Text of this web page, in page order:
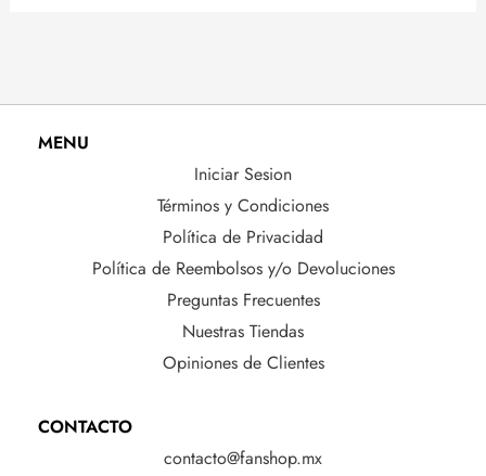
MENU
Iniciar Sesion
Términos y Condiciones
Política de Privacidad
Política de Reembolsos y/o Devoluciones
Preguntas Frecuentes
Nuestras Tiendas
Opiniones de Clientes
CONTACTO
contacto@fanshop.mx